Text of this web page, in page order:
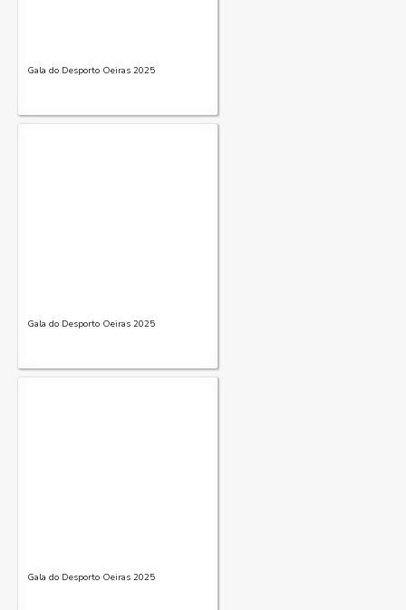
Gala do Desporto Oeiras 2025
Gala do Desporto Oeiras 2025
Gala do Desporto Oeiras 2025